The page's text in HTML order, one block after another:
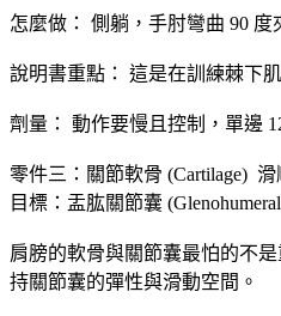
怎麼做： 側躺，手肘彎曲 90
說明書重點： 這是在訓練棘下
劑量： 動作要慢且控制，單邊
零件三：關節軟骨 (Cartilage)
目標：盂肱關節囊
肩膀的軟骨與關節囊最怕的不
持關節囊的彈性與滑動空間。